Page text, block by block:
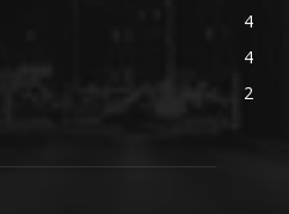
4
4
2